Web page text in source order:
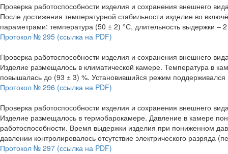
Проверка работоспособности изделия и сохранения внешнего
После достижения температурной стабильности изделие во
параметрами: температура (50 ± 2) °С, длительность выдержки –
Протокол № 295 (ссылка на PDF)
Проверка работоспособности изделия и сохранения внешнего
Изделие размещалось в климатической камере. Температура в
повышалась до (93 ± 3) %. Установившийся режим поддерживался
Протокол № 296 (ссылка на PDF)
Проверка работоспособности изделия и сохранения внешнего
Изделие размещалось в термобарокамере. Давление в камере
работоспособности. Время выдержки изделия при пониженном
давлении контролировалось отсутствие электрического
Протокол № 297 (ссылка на PDF)